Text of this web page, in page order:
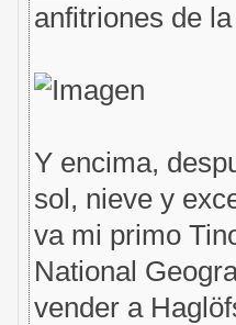
anfitriones de
Y encima,
sol, nieve y
va mi primo
National
vender a